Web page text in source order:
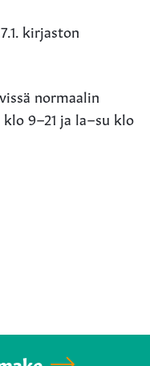
kirjaston
normaalin
9–21 ja la–su klo